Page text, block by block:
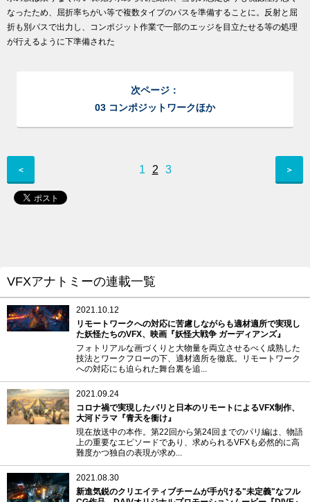
なったため、屈折率ちがい等で複数タイプのパスを準備することに。反射と屈
折も別パスで出力し、コンポジット作業で一部のエッジを目立たせる等の処理
が行えるように下準備された
次ページ：
03 コンポジットワークほか
＜ 1 2 3 ＞
VFXアナトミーの連載一覧
2021.10.12
リモートワークへの対応に苦慮しながらも適材適所で実現し
た妖怪たちのVFX、映画『妖怪大戦争 ガーディアンズ』
フォトリアルな画づくりと大物量を両立させるべく成熟した
技法とワークフローの下、適材適所を徹底。リモートワーク
への対応にも迫られた舞台裏を追...
2021.09.24
コロナ禍で実現したパリと日本のリモートによるVFX制作、
大河ドラマ『青天を衝け』
現在放送中の本作。第22回から第24回までのパリ編は、物語
上の重要なエピソードであり、求められるVFXも必然的に高
難度かつ独自の表現が求め...
2021.08.30
新進気鋭のクリエイティブチームが手がける"未定義"なフル